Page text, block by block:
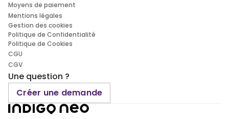
Moyens de paiement
Mentions légales
Gestion des cookies
Politique de Confidentialité
Politique de Cookies
CGU
CGV
Une question ?
Créer une demande